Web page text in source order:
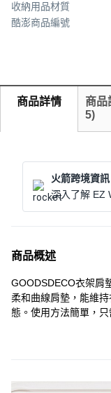
收納用品材質
酷澎商品編號
商品詳情 商品
5)
火箭跨境資訊
深入了解 EZ
商品概述
GOODSDECO衣架肩
柔和曲線肩墊，能維
態。使用方法簡單，
衣物。不使用時可堆